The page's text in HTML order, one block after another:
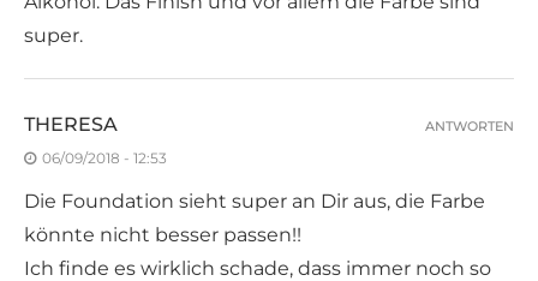
super.
THERESA
06/09/2018 - 12:53
Die Foundation sieht super an Dir aus, die Farbe
könnte nicht besser passen!!
Ich finde es wirklich schade, dass immer noch so
ANTWORTEN